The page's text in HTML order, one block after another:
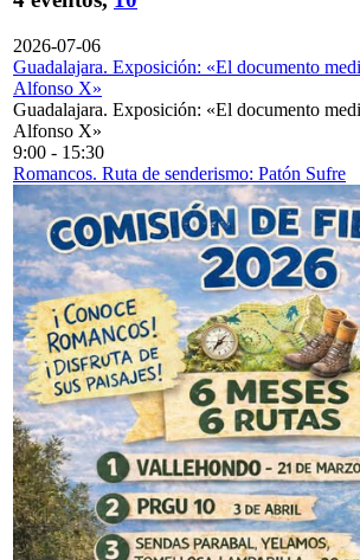
2026-07-06
Guadalajara. Exposición: «El documento
Alfonso X»
Guadalajara. Exposición: «El documento
Alfonso X»
9:00 - 15:30
Romancos. Ruta de senderismo: Patón Sufre